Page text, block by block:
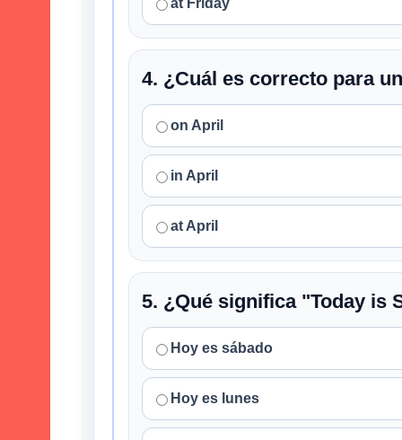
at Friday
4. ¿Cuál es correcto para
on April
in April
at April
5. ¿Qué significa "Today is
Hoy es sábado
Hoy es lunes